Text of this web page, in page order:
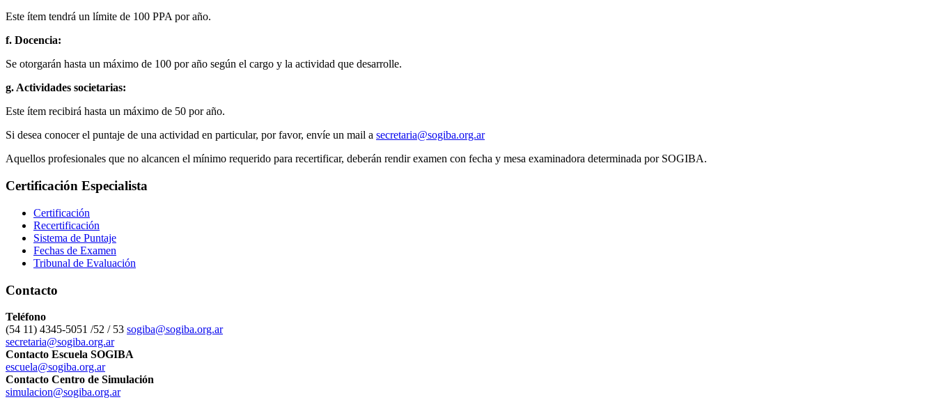
Este ítem tendrá un límite de 100 PPA por año.
f. Docencia:
Se otorgarán hasta un máximo de 100 por año según el cargo y la actividad que desarrolle.
g. Actividades societarias:
Este ítem recibirá hasta un máximo de 50 por año.
Si desea conocer el puntaje de una actividad en particular, por favor, envíe un mail a secretaria@sogiba.org.ar
Aquellos profesionales que no alcancen el mínimo requerido para recertificar, deberán rendir examen con fecha y mesa examinadora determinada por SOGIBA.
Certificación Especialista
Certificación
Recertificación
Sistema de Puntaje
Fechas de Examen
Tribunal de Evaluación
Contacto
Teléfono
(54 11) 4345-5051 /52 / 53 sogiba@sogiba.org.ar
secretaria@sogiba.org.ar
Contacto Escuela SOGIBA
escuela@sogiba.org.ar
Contacto Centro de Simulación
simulacion@sogiba.org.ar